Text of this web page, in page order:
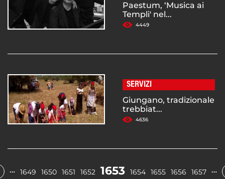
Paestum, ‘Musica ai
Templi' nel...
4449
SERVIZI
Giungano, tradizionale
trebbiat...
4636
… 1649 1650 1651 1652 1653 1654 1655 1656 1657 …